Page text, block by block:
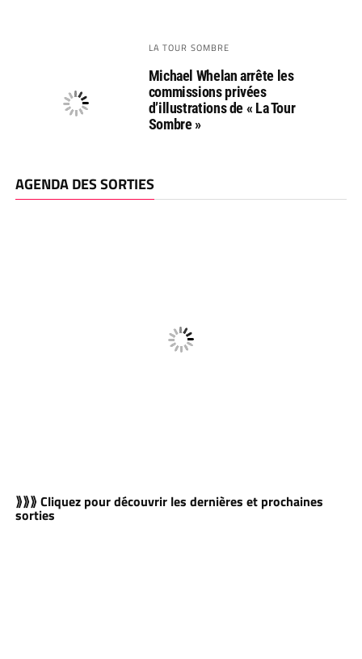
LA TOUR SOMBRE
Michael Whelan arrête les
commissions privées
d’illustrations de « La Tour
Sombre »
AGENDA DES SORTIES
⟫⟫⟫ Cliquez pour découvrir les dernières et prochaines
sorties